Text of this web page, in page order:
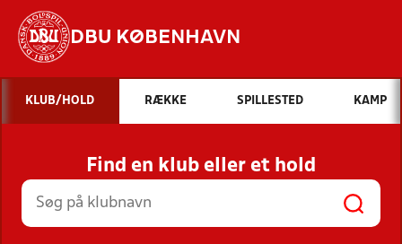
DBU KØBENHAVN
Hvad vil du søge efter?
INDHOLD OG NYHEDER
STILLINGER, RESULTATER, KLUBBER OG
HOLD
KLUB/HOLD RÆKKE SPILLESTED KAMP
Find en klub eller et hold